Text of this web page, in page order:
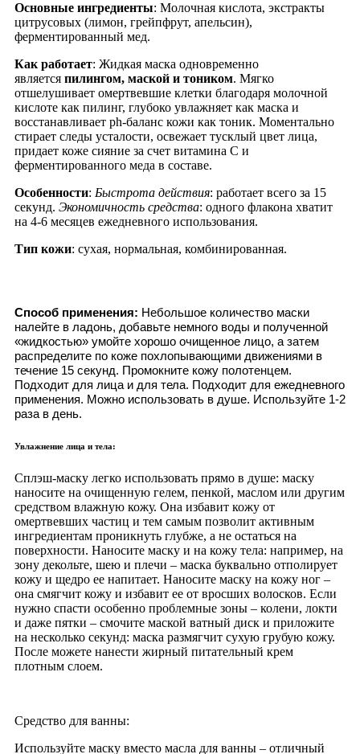
Основные ингредиенты: Молочная кислота, экстракты
цитрусовых (лимон, грейпфрут, апельсин),
ферментированный мед.
Как работает: Жидкая маска одновременно
является пилингом, маской и тоником. Мягко
отшелушивает омертвевшие клетки благодаря молочной
кислоте как пилинг, глубоко увлажняет как маска и
восстанавливает ph-баланс кожи как тоник. Моментально
стирает следы усталости, освежает тусклый цвет лица,
придает коже сияние за счет витамина С и
ферментированного меда в составе.
Особенности: Быстрота действия: работает всего за 15
секунд. Экономичность средства: одного флакона хватит
на 4-6 месяцев ежедневного использования.
Тип кожи: сухая, нормальная, комбинированная.
Способ применения: Небольшое количество маски
налейте в ладонь, добавьте немного воды и полученной
«жидкостью» умойте хорошо очищенное лицо, а затем
распределите по коже похлопывающими движениями в
течение 15 секунд. Промокните кожу полотенцем.
Подходит для лица и для тела. Подходит для ежедневного
применения. Можно использовать в душе. Используйте 1-2
раза в день.
Увлажнение лица и тела:
Сплэш-маску легко использовать прямо в душе: маску
наносите на очищенную гелем, пенкой, маслом или другим
средством влажную кожу. Она избавит кожу от
омертвевших частиц и тем самым позволит активным
ингредиентам проникнуть глубже, а не остаться на
поверхности. Наносите маску и на кожу тела: например, на
зону декольте, шею и плечи – маска буквально отполирует
кожу и щедро ее напитает. Наносите маску на кожу ног –
она смягчит кожу и избавит ее от вросших волосков. Если
нужно спасти особенно проблемные зоны – колени, локти
и даже пятки – смочите маской ватный диск и приложите
на несколько секунд: маска размягчит сухую грубую кожу.
После можете нанести жирный питательный крем
плотным слоем.
Средство для ванны:
Используйте маску вместо масла для ванны – отличный